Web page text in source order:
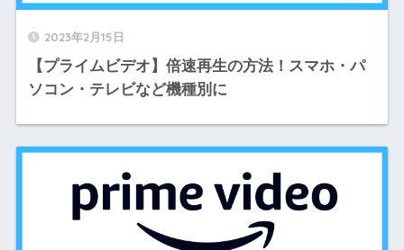
2023年2月15日
【プライムビデオ】倍速再生の方法！スマホ・パ
ソコン・テレビなど機種別に